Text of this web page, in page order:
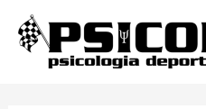
contenido